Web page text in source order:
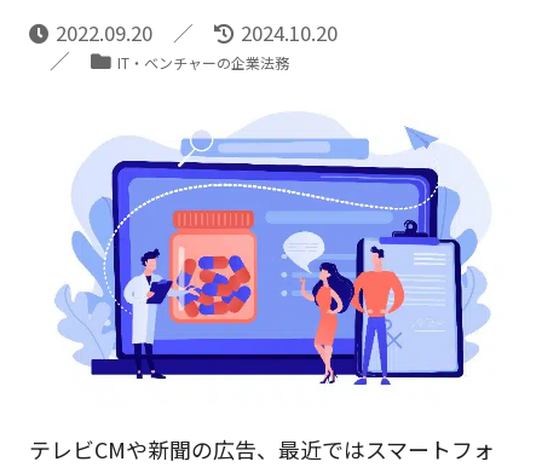
2022.09.20 2024.10.20
IT・ベンチャーの企業法務
テレビCMや新聞の広告、最近ではスマートフォ